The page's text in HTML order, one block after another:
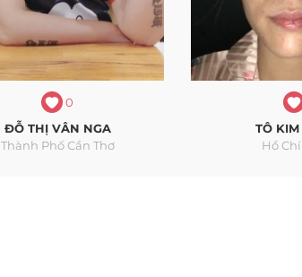
0
ĐỖ THỊ VÂN NGA
Thành Phố Cần Thơ
TÔ
Hồ